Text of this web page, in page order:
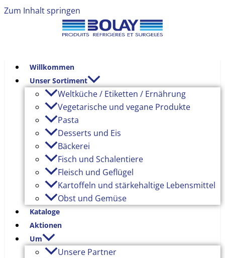
Zum Inhalt springen
Willkommen
Unser Sortiment
Weltküche / Etiketten / Ernährung
Vegetarische und vegane Produkte
Pasta
Desserts und Eis
Bäckerei
Fisch und Schalentiere
Fleisch und Geflügel
Kartoffeln und stärkehaltige Lebensmittel
Obst und Gemüse
Kataloge
Aktionen
Um
Unsere Partner